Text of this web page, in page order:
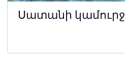
Սատանի կամուրջ